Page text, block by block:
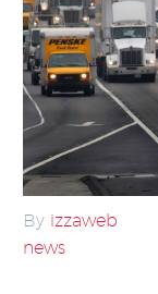
By izzaweb
news